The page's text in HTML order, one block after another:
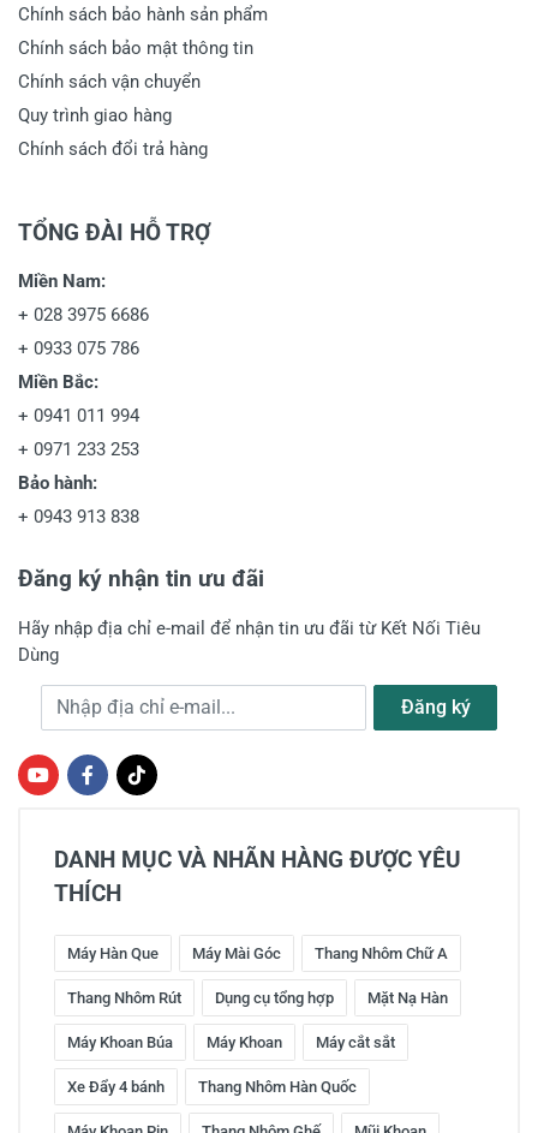
Chính sách bảo hành sản phẩm
Chính sách bảo mật thông tin
Chính sách vận chuyển
Quy trình giao hàng
Chính sách đổi trả hàng
TỔNG ĐÀI HỖ TRỢ
Miền Nam:
+ 028 3975 6686
+ 0933 075 786
Miền Bắc:
+ 0941 011 994
+ 0971 233 253
Bảo hành:
+ 0943 913 838
Đăng ký nhận tin ưu đãi
Hãy nhập địa chỉ e-mail để nhận tin ưu đãi từ Kết Nối Tiêu
Dùng
Địa chỉ e-mail Đăng ký
DANH MỤC VÀ NHÃN HÀNG ĐƯỢC YÊU
THÍCH
Máy Hàn Que Máy Mài Góc Thang Nhôm Chữ A
Thang Nhôm Rút Dụng cụ tổng hợp Mặt Nạ Hàn
Máy Khoan Búa Máy Khoan Máy cắt sắt
Xe Đẩy 4 bánh Thang Nhôm Hàn Quốc